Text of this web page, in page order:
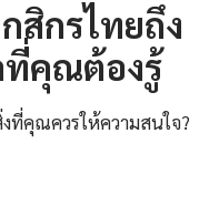
สิกรไทยถึง
คุณต้องรู้
ที่คุณควรให้ความสนใจ?